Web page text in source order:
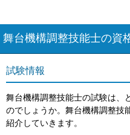
舞台機構調整技能士の資
試験情報
舞台機構調整技能士の試験は、
のでしょうか。舞台機構調整技
紹介していきます。